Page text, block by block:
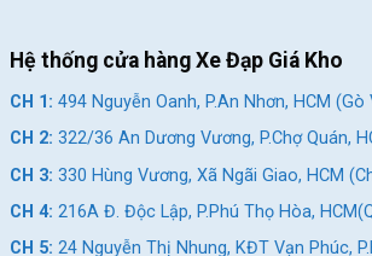
Hệ thống cửa hàng Xe Đạp Giá Kho
CH 1: 494 Nguyễn Oanh, P.An Nhơn, HCM (Gò
CH 2: 322/36 An Dương Vương, P.Chợ Quán,
CH 3: 330 Hùng Vương, Xã Ngãi Giao, HCM
CH 4: 216A Đ. Độc Lập, P.Phú Thọ Hòa,
CH 5: 24 Nguyễn Thị Nhung, KĐT Vạn Phúc,